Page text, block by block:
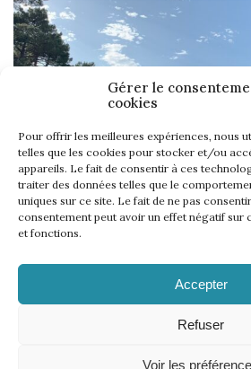
Gérer le
cookies
Pour offrir les meilleures expériences, nous
telles que les cookies pour stocker et/ou
appareils. Le fait de consentir à ces
traiter des données telles que le
uniques sur ce site. Le fait de ne pas
consentement peut avoir un effet négatif sur
et fonctions.
Accepter
Refuser
Voir les
UNE SEMAINE… TOUS LES
Lire l'article